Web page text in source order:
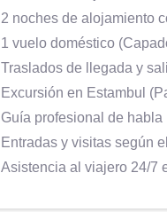
2 noches de alojamiento
1 vuelo doméstico
Traslados de llegada y
Excursión en Estambul
Guía profesional de
Entradas y visitas según
Asistencia al viajero 24/7